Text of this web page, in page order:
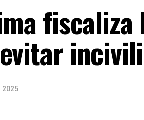
fiscaliza
2025